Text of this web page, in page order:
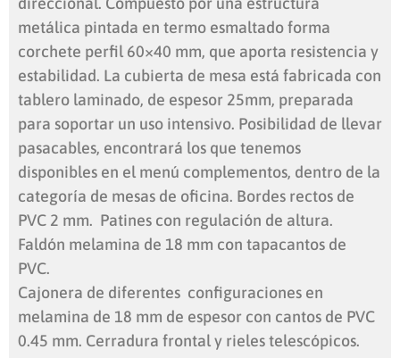
metálica pintada en termo esmaltado forma
corchete perfil 60×40 mm, que aporta resistencia y
estabilidad. La cubierta de mesa está fabricada con
tablero laminado, de espesor 25mm, preparada
para soportar un uso intensivo. Posibilidad de llevar
pasacables, encontrará los que tenemos
disponibles en el menú complementos, dentro de la
categoría de mesas de oficina. Bordes rectos de
PVC 2 mm. Patines con regulación de altura.
Faldón melamina de 18 mm con tapacantos de
PVC.
Cajonera de diferentes configuraciones en
melamina de 18 mm de espesor con cantos de PVC
0.45 mm. Cerradura frontal y rieles telescópicos.